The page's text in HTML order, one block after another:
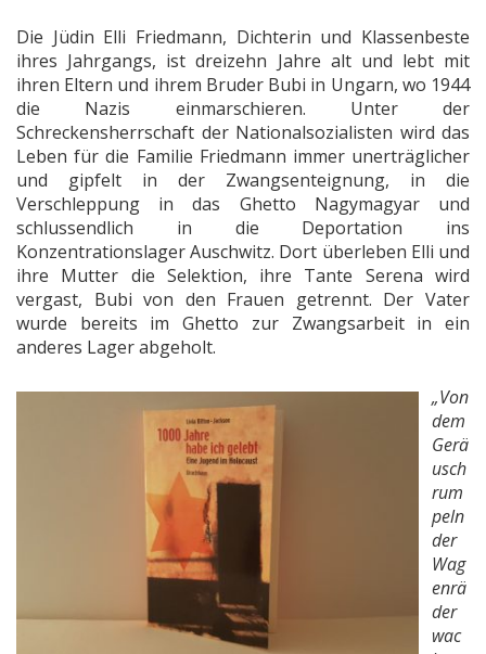
Die Jüdin Elli Friedmann, Dichterin und Klassenbeste
ihres Jahrgangs, ist dreizehn Jahre alt und lebt mit
ihren Eltern und ihrem Bruder Bubi in Ungarn, wo 1944
die Nazis einmarschieren. Unter der
Schreckensherrschaft der Nationalsozialisten wird das
Leben für die Familie Friedmann immer unerträglicher
und gipfelt in der Zwangsenteignung, in die
Verschleppung in das Ghetto Nagymagyar und
schlussendlich in die Deportation ins
Konzentrationslager Auschwitz. Dort überleben Elli und
ihre Mutter die Selektion, ihre Tante Serena wird
vergast, Bubi von den Frauen getrennt. Der Vater
wurde bereits im Ghetto zur Zwangsarbeit in ein
anderes Lager abgeholt.
„Von
dem
Gerä
usch
rum
peln
der
Wag
enrä
der
wac